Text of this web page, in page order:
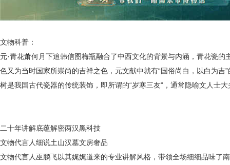
文物科普：
元·青花萧何月下追韩信图梅瓶融合了中西文化的背景与内涵，青花瓷
色又为当时国家所崇尚的吉祥之色 ，元文献中就有“国俗尚白， 以白为吉
树是我国古代瓷器的传统装饰，即所谓的“岁寒三友”，通常隐喻文人士
二十年讲解底蕴解密两汉黑科技
文物代言人细说土山汉墓文房奢品
文物代言人巫鹏飞以其娓娓道来的专业讲解风格，带领全场细细品味了